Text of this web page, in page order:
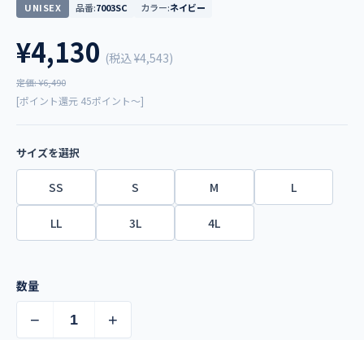
UNISEX 品番:7003SC カラー:ネイビー
¥4,130 (税込¥4,543)
定価: ¥6,490
[ポイント還元 45ポイント～]
サイズを選択
SS S M L
LL 3L 4L
数量
− +